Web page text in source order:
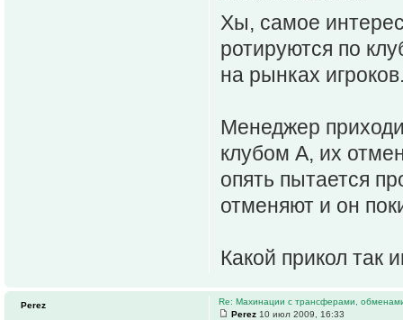
Хы, самое
ротируются по
на рынках
Менеджер
клубом А, их
опять пытается
отменяют и он
Какой прикол так
Re: Махинации с трансферами,
Perez 10 июл 2009, 16:33
Perez